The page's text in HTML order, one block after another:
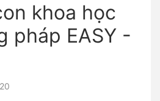
khoa học
pháp EASY -